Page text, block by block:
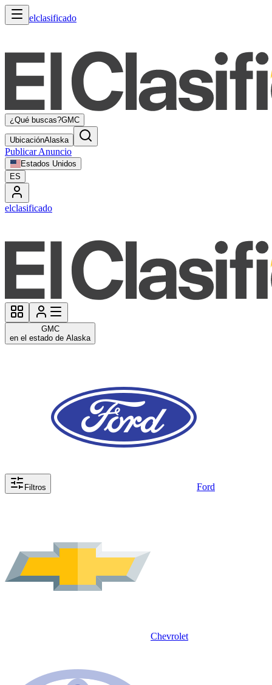
elclasificado
¿Qué buscas?GMC
UbicaciónAlaska
Publicar Anuncio
Estados Unidos
ES
elclasificado
GMC
en el estado de Alaska
Filtros Ford
Chevrolet